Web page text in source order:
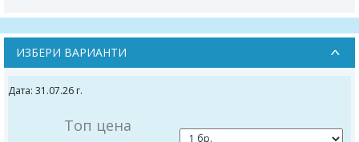
ИЗБЕРИ ВАРИАНТИ
Дата: 31.07.26 г.
Топ цена